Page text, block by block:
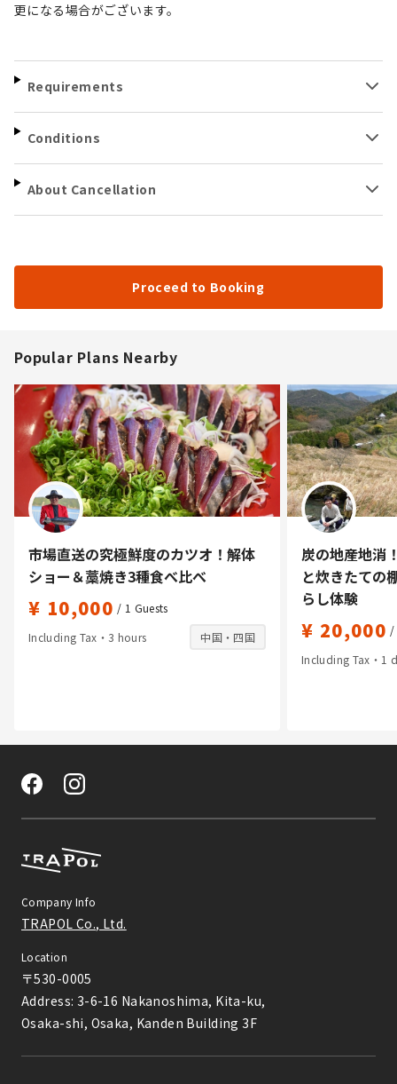
更になる場合がございます。
Requirements
Conditions
About Cancellation
Proceed to Booking
Popular Plans Nearby
市場直送の究極鮮度のカツオ！解体
ショー＆藁焼き3種食べ比べ
¥ 10,000 / 1 Guests
Including Tax・3 hours
中国・四国
炭の地産地消
と炊きたての
らし体験
¥ 20,000 /
Including Tax・1
Company Info
TRAPOL Co., Ltd.
Location
〒530-0005
Address: 3-6-16 Nakanoshima, Kita-ku,
Osaka-shi, Osaka, Kanden Building 3F